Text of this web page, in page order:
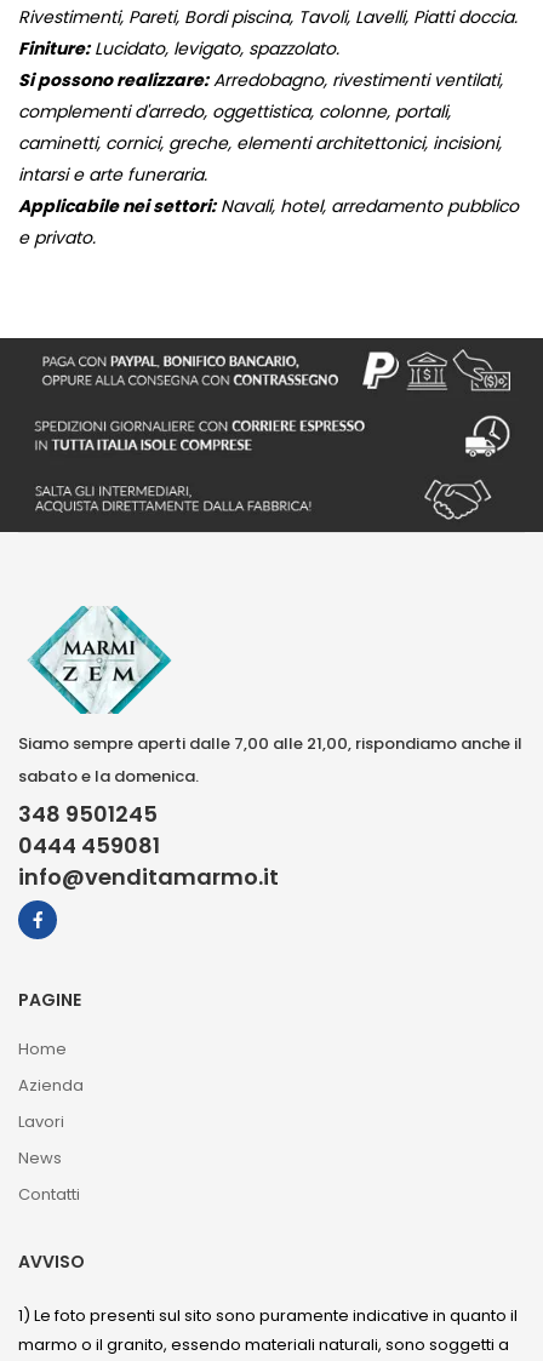
Rivestimenti, Pareti, Bordi piscina, Tavoli, Lavelli, Piatti doccia.
Finiture:Lucidato, levigato, spazzolato.
Si possono realizzare:Arredobagno, rivestimenti ventilati,
complementi d'arredo, oggettistica, colonne, portali,
caminetti, cornici, greche, elementi architettonici, incisioni,
intarsi e arte funeraria.
Applicabile nei settori:Navali, hotel, arredamento pubblico
e privato.
Siamo sempre aperti dalle 7,00 alle 21,00, rispondiamo anche il
sabato e la domenica.
348 9501245
0444 459081
info@venditamarmo.it
PAGINE
Home
Azienda
Lavori
News
Contatti
AVVISO
1) Le foto presenti sul sito sono puramente indicative in quanto il
marmo o il granito, essendo materiali naturali, sono soggetti a